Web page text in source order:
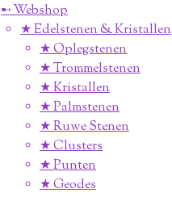
➸ Webshop
★ Edelstenen & Kristallen
★ Oplegstenen
★ Trommelstenen
★ Kristallen
★ Palmstenen
★ Ruwe Stenen
★ Clusters
★ Punten
★ Geodes